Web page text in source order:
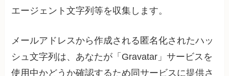
エージェント文字列等を収集します。
メールアドレスから作成される匿名化されたハッ
シュ文字列は、あなたが「Gravatar」サービスを
使用中かどうか確認するため同サービスに提供さ